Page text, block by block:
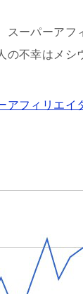
スーパーアフ
の不幸はメシ
アフィリエイ